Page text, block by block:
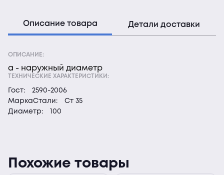
Описание товара Детали доставки
ОПИСАНИЕ:
а - наружный диаметр
ТЕХНИЧЕСКИЕ ХАРАКТЕРИСТИКИ:
Гост:
2590-2006
МаркаСтали:
Ст 35
Диаметр:
100
Похожие товары